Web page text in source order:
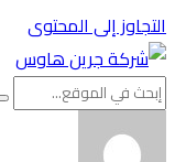
التجاوز إلى المحتوى